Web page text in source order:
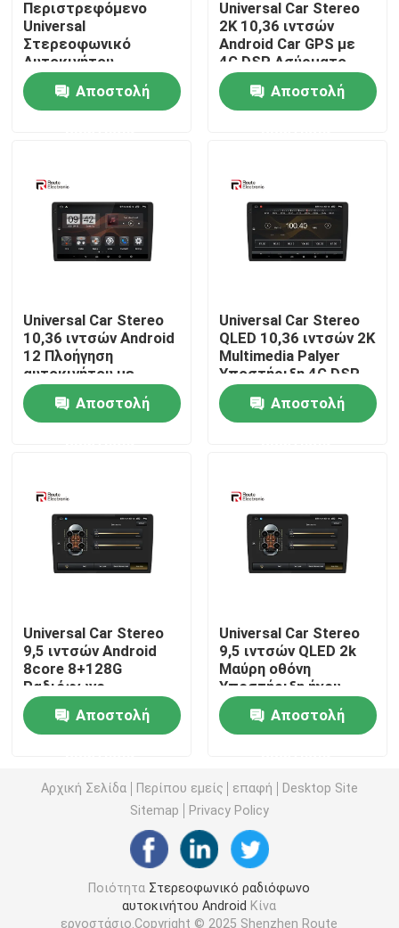
Αρχική Σελίδα
Προϊόντα
Γύρος εργοστασίων
Ποιοτικός έλεγχος
Νέα
Όλες οι περιπτώσεις
Στερεοφωνικό ραδιόφωνο αυτοκινήτου Android
Στερεοφωνικό συγκρότημα αυτοκινήτων της Mazda
Καθολικό στερεοφωνικό συγκρότημα αυτοκινήτων
Ραδιόφωνο αυτοκινήτου cOem
τηλεοπτική διεπαφή αυτοκινήτων
Έκκεντρο DVR εξόρμησης αυτοκινήτων
360 Πανοραμική κάμερα αυτοκινήτου
Περιστρεφόμενο
Universal
Στερεοφωνικό
Αυτοκινήτου,
Ραδιόφωνο διπλού
Din 10,1 ιντσών με
κάμερα πανοράματος
Αποστολή
Universal Car Stereo
2K 10,36 ιντσών
Android Car GPS με
4G DSP Ασύρματο
Carplay Car
MultimediaΑποστολή
Universal Car Stereo
10,36 ιντσών Android
12 Πλοήγηση
αυτοκινήτου με
μαύρη οθόνη 2 k 4G
DSP
Αποστολή
Universal Car Stereo
QLED 10,36 ιντσών 2K
Multimedia Palyer
Υποστήριξη 4G DSP
Ενσωματωμένο
σύστημα προβολής
πουλιών 360
Αποστολή
Universal Car Stereo
9,5 ιντσών Android
8core 8+128G
Ραδιόφωνο
αυτοκινήτου με Wifi
Bluetooth 4G DSP
Ασύρματο Carplay
Αποστολή
Universal Car Stereo
9,5 ιντσών QLED 2k
Μαύρη οθόνη
Υποστήριξη ήχου
αυτοκινήτου
Ενσωματωμένη
πανοραμική κάμερα
Αποστολή
Αρχική Σελίδα Περίπου εμείς επαφή
Desktop Site
Sitemap
Privacy Policy
Ποιότητα Στερεοφωνικό ραδιόφωνο
αυτοκινήτου Android Κίνα
εργοστάσιο.Copyright © 2025 Shenzhen Route